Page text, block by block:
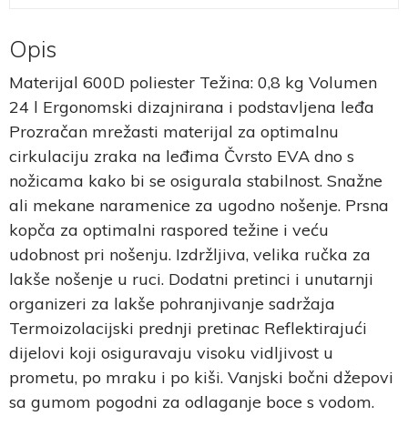
Opis
Materijal 600D poliester Težina: 0,8 kg Volumen
24 l Ergonomski dizajnirana i podstavljena leđa
Prozračan mrežasti materijal za optimalnu
cirkulaciju zraka na leđima Čvrsto EVA dno s
nožicama kako bi se osigurala stabilnost. Snažne
ali mekane naramenice za ugodno nošenje. Prsna
kopča za optimalni raspored težine i veću
udobnost pri nošenju. Izdržljiva, velika ručka za
lakše nošenje u ruci. Dodatni pretinci i unutarnji
organizeri za lakše pohranjivanje sadržaja
Termoizolacijski prednji pretinac Reflektirajući
dijelovi koji osiguravaju visoku vidljivost u
prometu, po mraku i po kiši. Vanjski bočni džepovi
sa gumom pogodni za odlaganje boce s vodom.